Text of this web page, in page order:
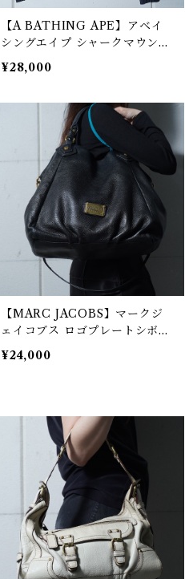
【A BATHING APE】アベイ
シングエイプ シャークマウンテ
ンパーカー black
¥28,000
【MARC JACOBS】マークジ
ェイコブス ロゴプレートシボレ
ザー 2WAYショルダーバッグ b
lack
¥24,000